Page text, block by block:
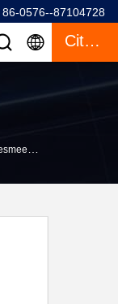
86-0576--87104728
Citaat
Van De MessingsKogelklep Getest De Fabrikanten100% Lek